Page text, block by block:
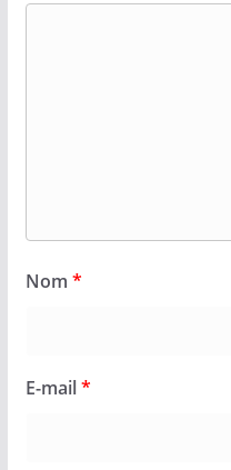
Nom *
E-mail*